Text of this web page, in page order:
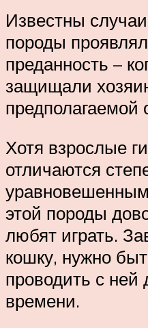
Известны
породы
преданность –
защищали
предполагаемой
Хотя взрослые
отличаются
этой породы
любят играть.
кошку, нужно
проводить с ней
времени.